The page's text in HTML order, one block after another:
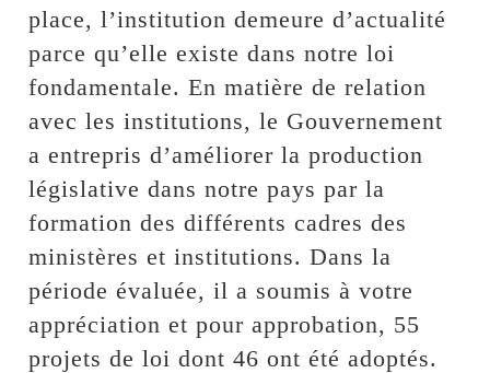
place, l’institution demeure d’actualité
parce qu’elle existe dans notre loi
fondamentale. En matière de relation
avec les institutions, le Gouvernement
a entrepris d’améliorer la production
législative dans notre pays par la
formation des différents cadres des
ministères et institutions. Dans la
période évaluée, il a soumis à votre
appréciation et pour approbation, 55
projets de loi dont 46 ont été adoptés.